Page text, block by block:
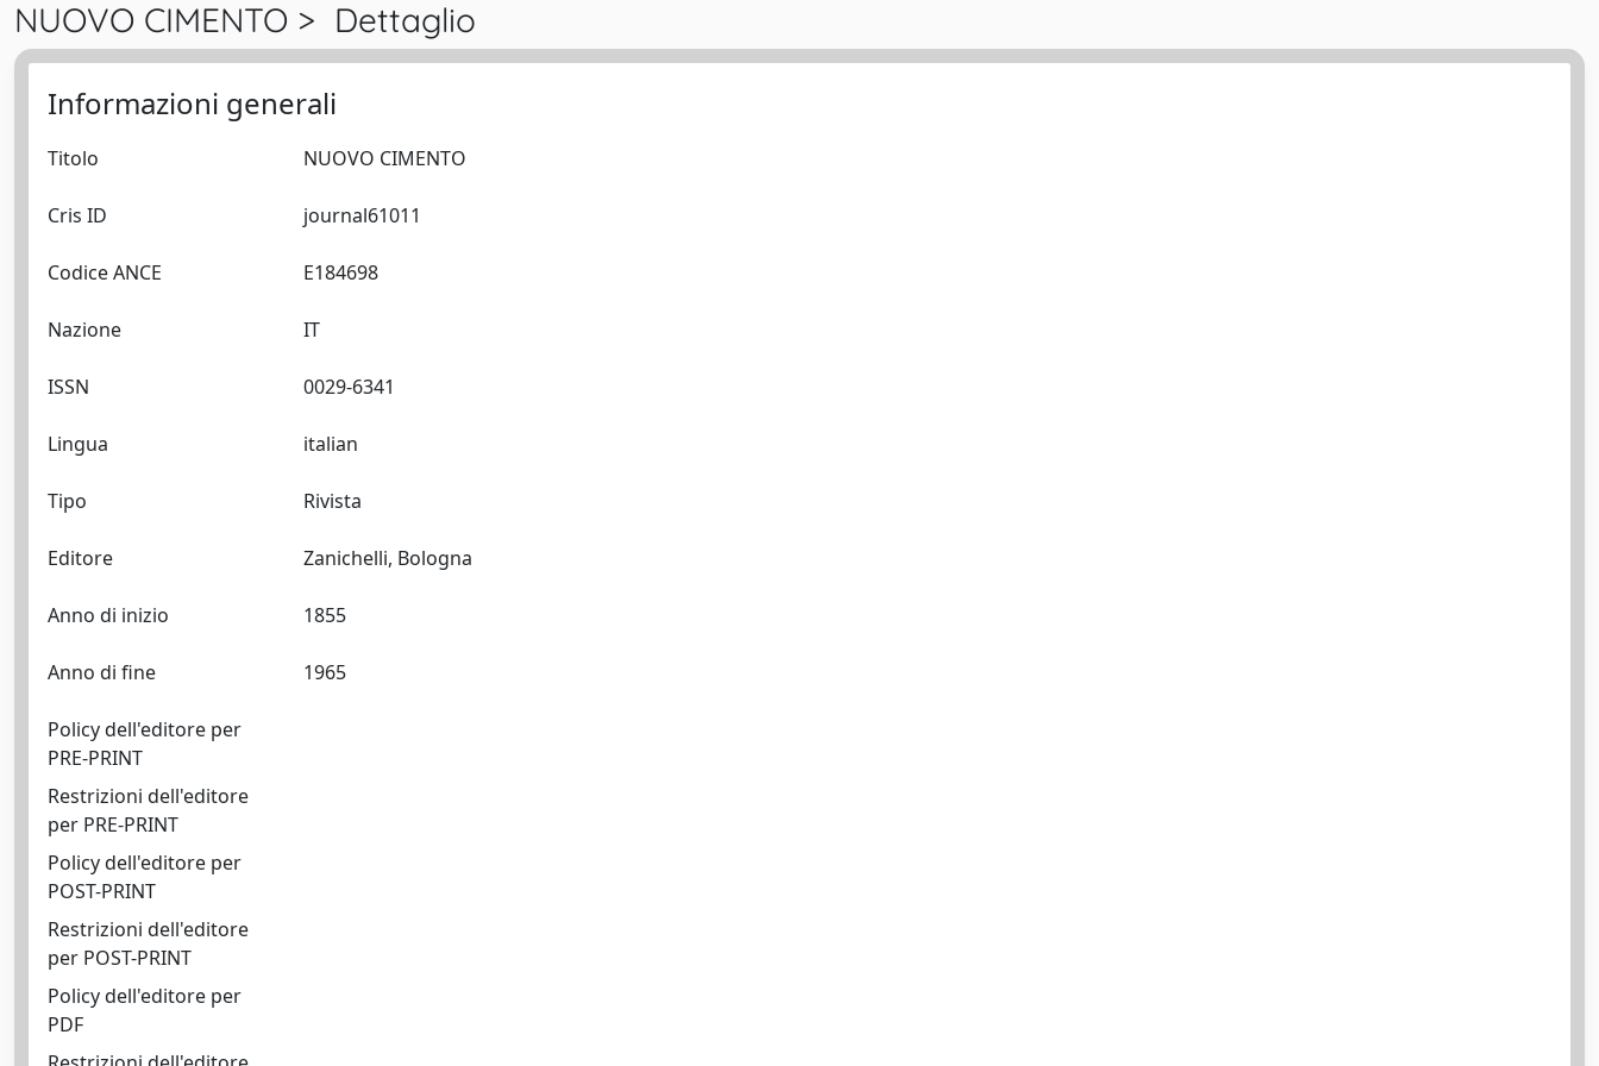
NUOVO CIMENTO > Dettaglio
Informazioni generali
Titolo
Cris ID
Codice ANCE
Nazione
ISSN
Lingua
Tipo Rivista
Editore
Anno di inizio
Anno di fine
Policy dell'editore per
PRE-PRINT
Restrizioni dell'editore
per PRE-PRINT
Policy dell'editore per
POST-PRINT
Restrizioni dell'editore
per POST-PRINT
Policy dell'editore per
PDF